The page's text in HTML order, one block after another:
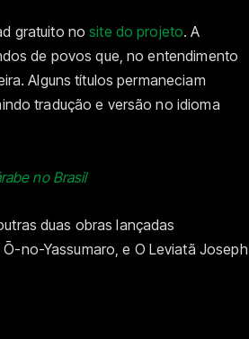
gratuito nosite do projeto. A
de povos que, no entendimento
Alguns títulos permaneciam
tradução e versão no idioma
no Brasil
duas obras lançadas
no-Yassumaro, e O Leviatã Joseph